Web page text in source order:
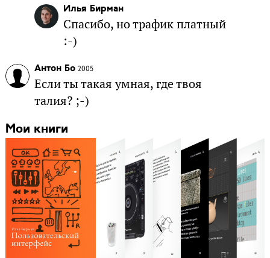
Илья Бирман
Спасибо, но трафик платный
:-)
Антон Бо 2005
Если ты такая умная, где твоя
талия? ;-)
Мои книги